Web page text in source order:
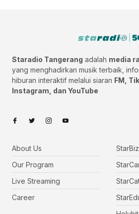
Staradio Tangerang adalah media
yang menghadirkan musik terbaik,
hiburan interaktif melalui siaran FM,
Instagram, dan YouTube
About Us
Our Program
Live Streaming
Career
StarBiz